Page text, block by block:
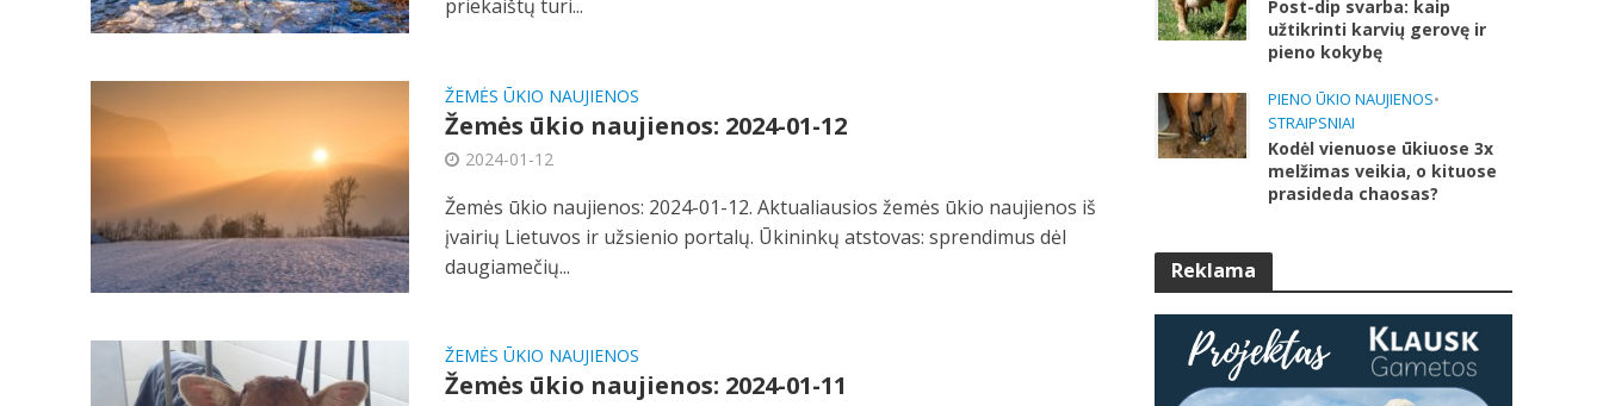
priekaištų turi...
ŽEMĖS ŪKIO NAUJIENOS
Žemės ūkio naujienos: 2024-01-12
2024-01-12
Žemės ūkio naujienos: 2024-01-12. Aktualiausios žemės ūkio naujienos iš
įvairių Lietuvos ir užsienio portalų. Ūkininkų atstovas: sprendimus dėl
daugiamečių...
ŽEMĖS ŪKIO NAUJIENOS
Žemės ūkio naujienos: 2024-01-11
Post-dip svarba: kaip
užtikrinti karvių gerovę ir
pieno kokybę
PIENO ŪKIO NAUJIENOS•
STRAIPSNIAI
Kodėl vienuose ūkiuose 3x
melžimas veikia, o kituose
prasideda chaosas?
Reklama